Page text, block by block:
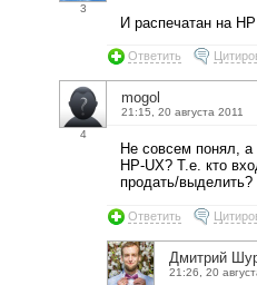
3
И распечатан на
Ответить
4
mogol
21:15, 20 августа 2011
Не совсем понял,
HP-UX? Т.е. кто
продать/выделить?
Ответить
Дмитрий
21:26, 20